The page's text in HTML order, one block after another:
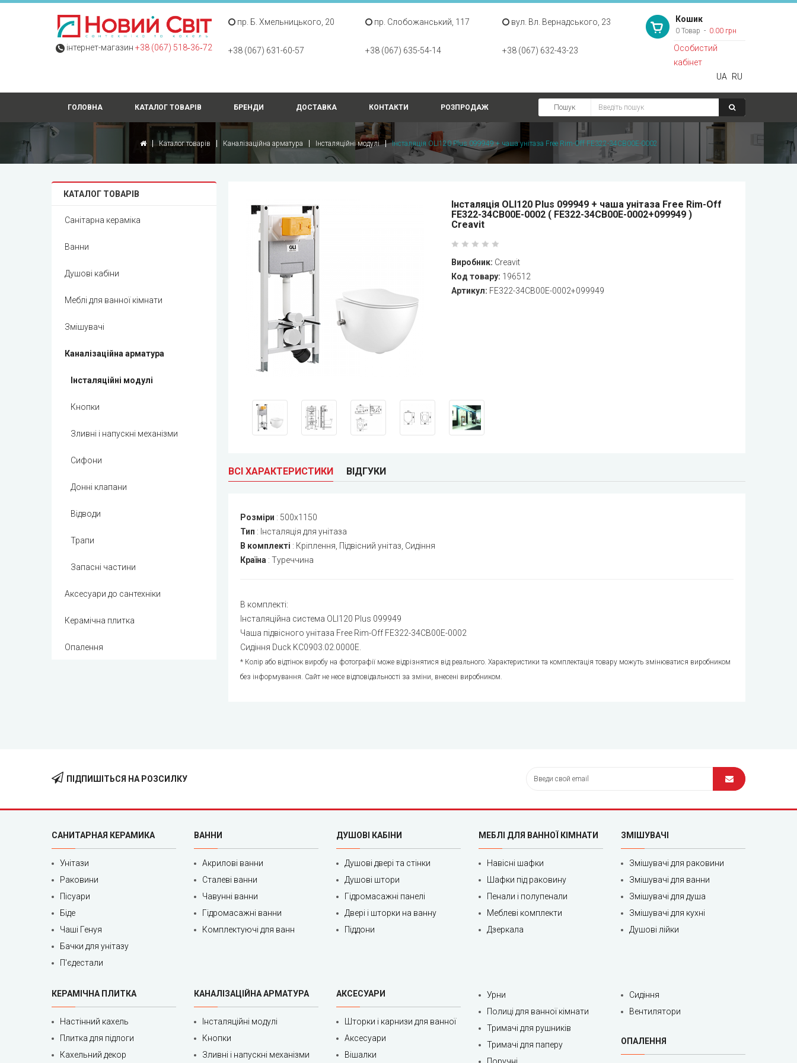
інтернет-магазин +38 (067) 518‑36‑72
пр. Б. Хмельницького, 20
+38 (067) 631-60-57
пр. Слобожанський, 117
+38 (067) 635-54-14
вул. Вл. Вернадського, 23
+38 (067) 632-43-23
Кошик
0 Товар 0.00 грн
Особистий
кабінет
UA
RU
ГОЛОВНА КАТАЛОГ ТОВАРІВ БРЕНДИ ДОСТАВКА КОНТАКТИ РОЗПРОДАЖ Пошук
Каталог товарів Каналізаційна арматура Інсталяційні модулі Інсталяція OLI120 Plus 099949 + чаша унітаза Free Rim-Off FE322-34CB00E-0002
КАТАЛОГ ТОВАРІВ
Санітарна кераміка
Ванни
Душові кабіни
Меблі для ванної кімнати
Змішувачі
Каналізаційна арматура
Інсталяційні модулі
Кнопки
Зливні і напускні механізми
Сифони
Донні клапани
Відводи
Трапи
Запасні частини
Аксесуари до сантехніки
Керамічна плитка
Опалення
Інсталяція OLI120 Plus 099949 + чаша унітаза Free Rim-Off
FE322-34CB00E-0002 ( FE322-34CB00E-0002+099949 )
Creavit
Виробник: Creavit
Код товару: 196512
Артикул: FE322-34CB00E-0002+099949
ВСІ ХАРАКТЕРИСТИКИ ВІДГУКИ
Розміри : 500x1150
Тип : Інсталяція для унітаза
В комплекті : Кріплення, Підвісний унітаз, Сидіння
Країна : Туреччина
В комплекті:
Інсталяційна система OLI120 Plus 099949
Чаша підвісного унітаза Free Rim-Off FE322-34CB00E-0002
Сидіння Duck KC0903.02.0000E.
* Колір або відтінок виробу на фотографії може відрізнятися від реального. Характеристики та комплектація товару можуть змінюватися виробником
без інформування. Сайт не несе відповідальності за зміни, внесені виробником.
ПІДПИШІТЬСЯ НА РОЗСИЛКУ
САНИТАРНАЯ КЕРАМИКА
Унітази
Раковини
Пісуари
Біде
Чаші Генуя
Бачки для унітазу
П'єдестали
ВАННИ
Акрилові ванни
Сталеві ванни
Чавунні ванни
Гідромасажні ванни
Комплектуючі для ванн
ДУШОВІ КАБІНИ
Душові двері та стінки
Душові штори
Гідромасажні панелі
Двері і шторки на ванну
Піддони
МЕБЛІ ДЛЯ ВАННОЇ КІМНАТИ
Навісні шафки
Шафки під раковину
Пенали і полупенали
Меблеві комплекти
Дзеркала
ЗМІШУВАЧІ
Змішувачі для раковини
Змішувачі для ванни
Змішувачі для душа
Змішувачі для кухні
Душові лійки
КЕРАМІЧНА ПЛИТКА
Настінний кахель
Плитка для підлоги
Кахельний декор
КАНАЛІЗАЦІЙНА АРМАТУРА
Інсталяційні модулі
Кнопки
Зливні і напускні механізми
АКСЕСУАРИ
Шторки і карнизи для ванної
Аксесуари
Вішалки
Урни
Полиці для ванної кімнати
Тримачі для рушників
Тримачі для паперу
Сидіння
Вентилятори
ОПАЛЕННЯ